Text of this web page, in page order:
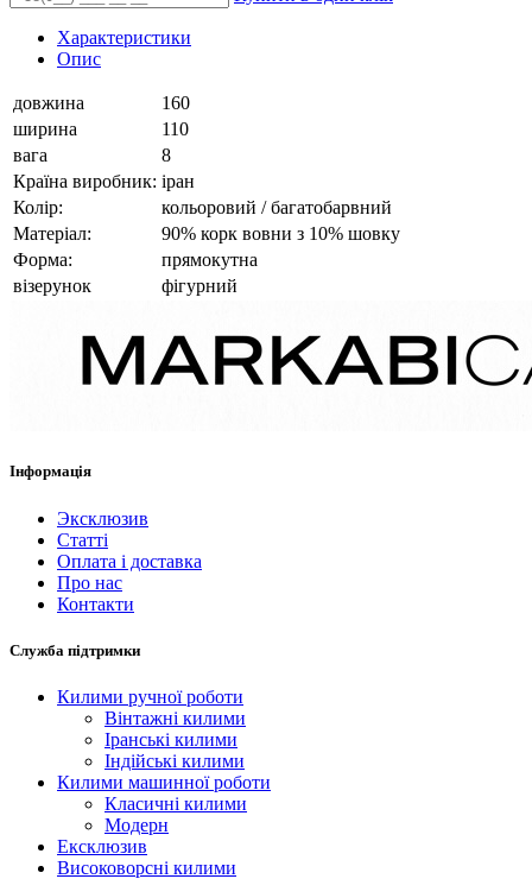
Характеристики
Опис
довжина
160
ширина
110
вага
8
Країна виробник: іран
Колір:
кольоровий / багатобарвний
Матеріал:
90% корк вовни з 10% шовку
Форма:
прямокутна
візерунок
фігурний
Інформація
Эксклюзив
Статті
Оплата і доставка
Про нас
Контакти
Служба підтримки
Килими ручної роботи
Вінтажні килими
Іранські килими
Індійські килими
Килими машинної роботи
Класичні килими
Модерн
Ексклюзив
Високоворсні килими